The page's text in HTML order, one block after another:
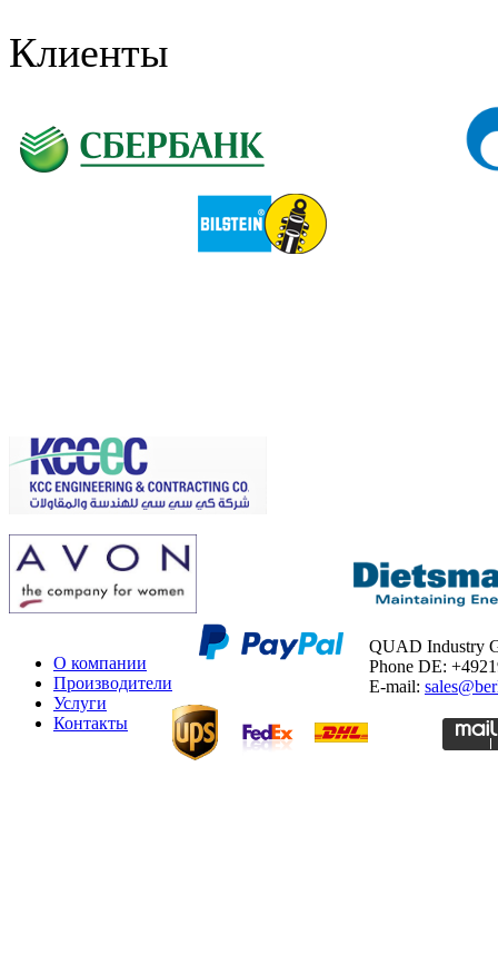
Клиенты
О компании
Производители
Услуги
Контакты
QUAD Industry
Phone DE:
E-mail: